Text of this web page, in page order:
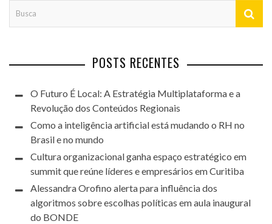
POSTS RECENTES
O Futuro É Local: A Estratégia Multiplataforma e a
Revolução dos Conteúdos Regionais
Como a inteligência artificial está mudando o RH no
Brasil e no mundo
Cultura organizacional ganha espaço estratégico em
summit que reúne líderes e empresários em Curitiba
Alessandra Orofino alerta para influência dos
algoritmos sobre escolhas políticas em aula inaugural
do BONDE